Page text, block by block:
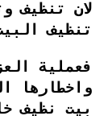
لان تنظيف
تنظيف
فعملية
واخطارها
بيت نظيف